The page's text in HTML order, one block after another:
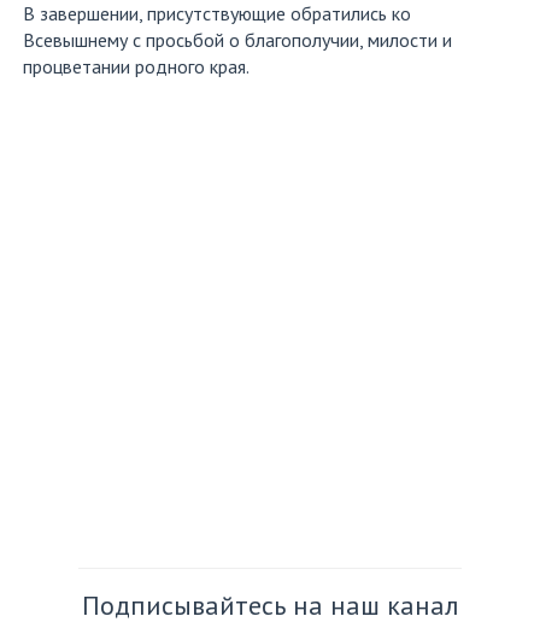
В завершении, присутствующие обратились ко
Всевышнему с просьбой о благополучии, милости и
процветании родного края.
Подписывайтесь на наш канал